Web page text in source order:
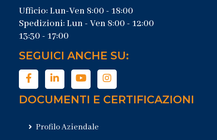
Ufficio: Lun-Ven 8:00 - 18:00
Spedizioni: Lun - Ven 8:00 - 12:00
13:30 - 17:00
SEGUICI ANCHE SU:
DOCUMENTI E CERTIFICAZIONI
Profilo Aziendale